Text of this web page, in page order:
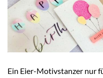
Ein Eier-Motivstanzer nur